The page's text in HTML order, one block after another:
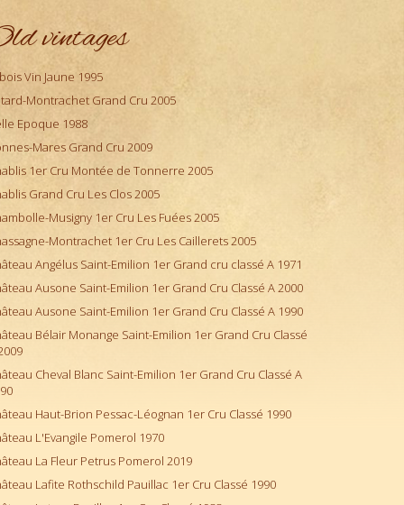
vintages
Vin Jaune 1995
Montrachet Grand Cru 2005
Epoque 1988
Mares Grand Cru 2009
1er Cru Montée de Tonnerre 2005
Grand Cru Les Clos 2005
Musigny 1er Cru Les Fuées 2005
Montrachet 1er Cru Les Caillerets 2005
Angélus Saint-Emilion 1er Grand cru classé A 1971
Ausone Saint-Emilion 1er Grand Cru Classé A 2000
Ausone Saint-Emilion 1er Grand Cru Classé A 1990
Bélair Monange Saint-Emilion 1er Grand Cru Classé
Cheval Blanc Saint-Emilion 1er Grand Cru Classé A
Haut-Brion Pessac-Léognan 1er Cru Classé 1990
L'Evangile Pomerol 1970
La Fleur Petrus Pomerol 2019
Lafite Rothschild Pauillac 1er Cru Classé 1990